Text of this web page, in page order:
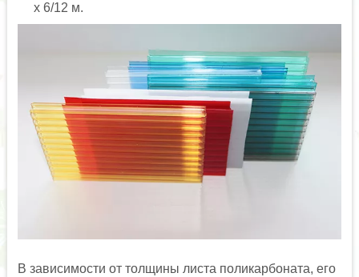
х 6/12 м.
В зависимости от толщины листа поликарбоната, его